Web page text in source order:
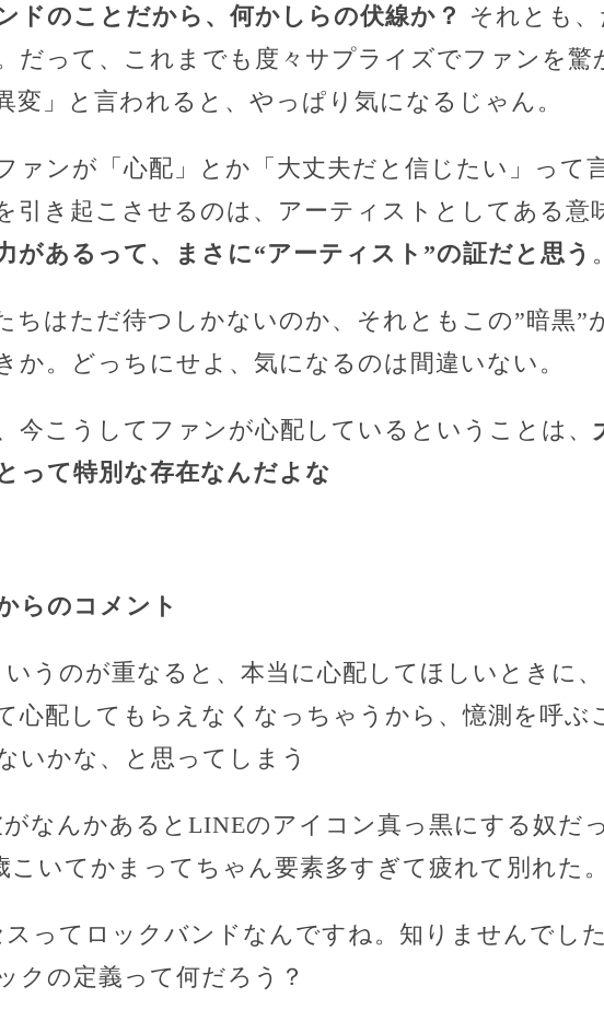
ドのことだから、何かしらの伏線か？
それとも
だって、これまでも度々サプライズでファンを
変」と言われると、やっぱり気になるじゃん。
ァンが「心配」とか「大丈夫だと信じたい」って
引き起こさせるのは、アーティストとしてある意
があるって、まさに“アーティスト”の証だと思う 。
ちはただ待つしかないのか、それともこの”暗黒”
か。どっちにせよ、気になるのは間違いない。
今こうしてファンが心配しているということは、
って特別な存在なんだよな
らのコメント
いうのが重なると、本当に心配してほしいときに
心配してもらえなくなっちゃうから、憶測を呼ぶ
いかな、と思ってしまう
がなんかあるとLINEのアイコン真っ黒にする奴だ
こいてかまってちゃん要素多すぎて疲れて別れた。
スってロックバンドなんですね。知りませんでし
クの定義って何だろう？